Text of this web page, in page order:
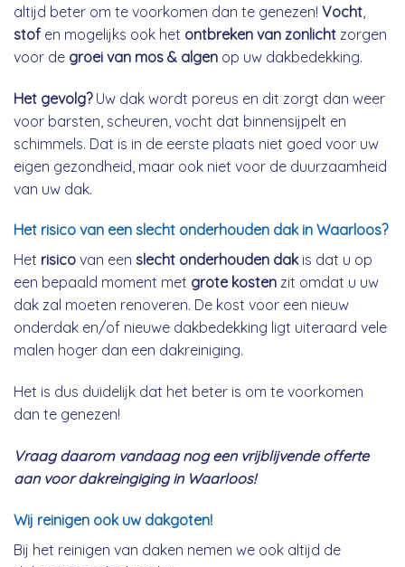
altijd beter om te voorkomen dan te genezen! Vocht
stof en mogelijks ook het ontbreken van zonlicht zorgen
voor de groei van mos & algen op uw dakbedekking.
Het gevolg?Uw dak wordt poreus en dit zorgt dan weer
voor barsten, scheuren, vocht dat binnensijpelt en
schimmels. Dat is in de eerste plaats niet goed voor uw
eigen gezondheid, maar ook niet voor de duurzaamheid
van uw dak.
Het risico van een slecht onderhouden dak in Waarloos?
Het risico van een slecht onderhouden dakis dat u op
een bepaald moment met grote kosten zit omdat u uw
dak zal moeten renoveren. De kost voor een nieuw
onderdak en/of nieuwe dakbedekking ligt uiteraard vele
malen hoger dan een dakreiniging.
Het is dus duidelijk dat het beter is om te voorkomen
dan te genezen!
Vraag daarom vandaag nog een vrijblijvende offerte
aan voor dakreingiging in Waarloos!
Wij reinigen ook uw dakgoten!
Bij het reinigen van daken nemen we ook altijd de